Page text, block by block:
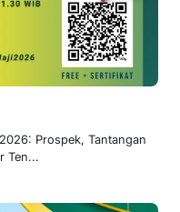
Prospek, Tantangan
Ten...